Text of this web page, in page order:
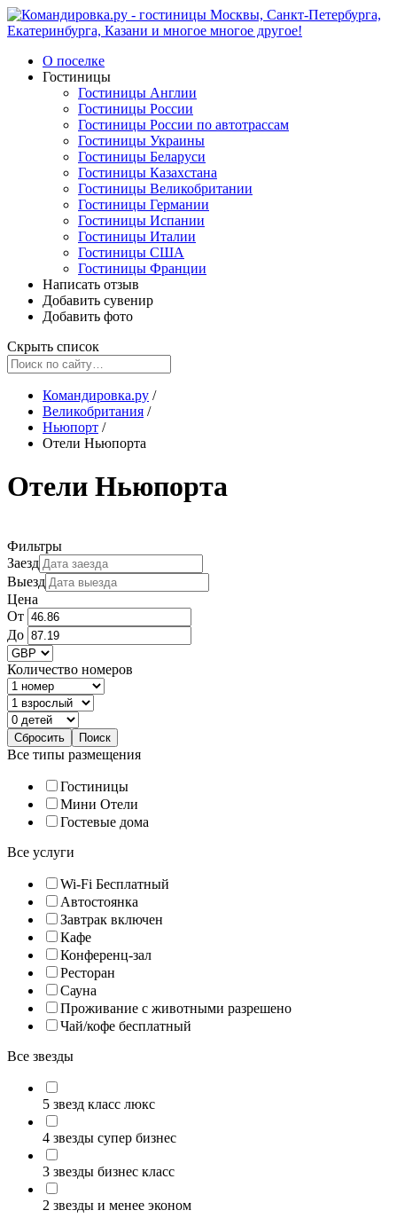
О поселке
Гостиницы
Гостиницы Англии
Гостиницы России
Гостиницы России по автотрассам
Гостиницы Украины
Гостиницы Беларуси
Гостиницы Казахстана
Гостиницы Великобритании
Гостиницы Германии
Гостиницы Испании
Гостиницы Италии
Гостиницы США
Гостиницы Франции
Написать отзыв
Добавить сувенир
Добавить фото
Скрыть список
Командировка.ру /
Великобритания /
Ньюпорт /
Отели Ньюпорта
Отели Ньюпорта
Фильтры
Заезд
Выезд
Цена
От
До
Количество номеров
Все типы размещения
Гостиницы
Мини Отели
Гостевые дома
Все услуги
Wi-Fi Бесплатный
Автостоянка
Завтрак включен
Кафе
Конференц-зал
Ресторан
Сауна
Проживание с животными разрешено
Чай/кофе бесплатный
Все звезды
5 звезд класс люкс
4 звезды супер бизнес
3 звезды бизнес класс
2 звезды и менее эконом